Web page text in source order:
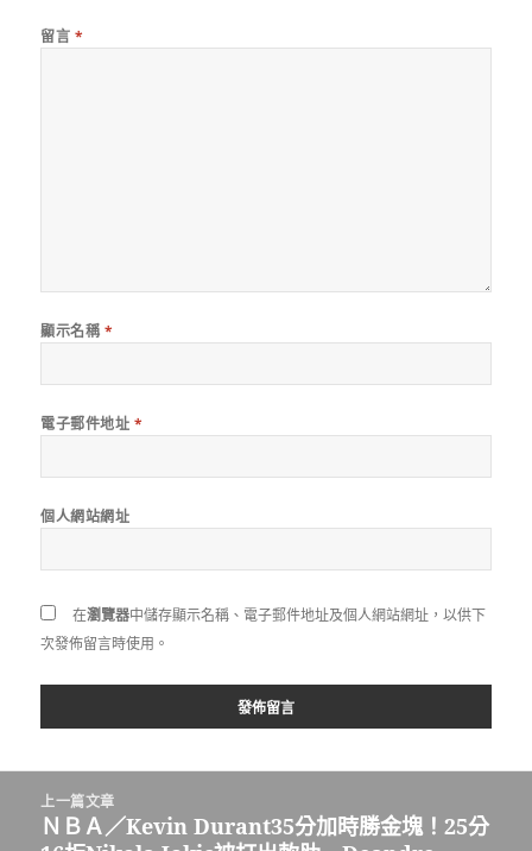
留言 *
顯示名稱 *
電子郵件地址 *
個人網站網址
在瀏覽器中儲存顯示名稱、電子郵件地址及個人網站網址，以供下
次發佈留言時使用。
上一篇文章
上
ＮＢＡ／Kevin Durant35分加時勝金塊！25分